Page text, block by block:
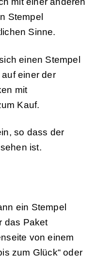
Stempel
Sinne.
einen Stempel
einer der
mit
Kauf.
so dass der
ist.
ein Stempel
das Paket
von einem
zum Glück“ oder